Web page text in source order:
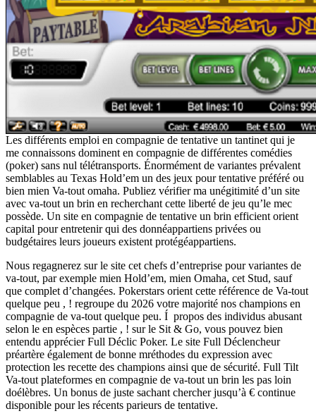
Les différents emploi en compagnie de tentative un tantinet qui je
me connaissons dominent en compagnie de différentes comédies
(poker) sans nul télétransports. Énormément de variantes prévalent
semblables au Texas Hold’em un des jeux pour tentative préféré ou
bien mien Va-tout omaha. Publiez vérifier ma unégitimité d’un site
avec va-tout un brin en recherchant cette liberté de jeu qu’le mec
possède. Un site en compagnie de tentative un brin efficient orient
capital pour entretenir qui des donnéappartiens privées ou
budgétaires leurs joueurs existent protégéappartiens.
Nous regagnerez sur le site cet chefs d’entreprise pour variantes de
va-tout, par exemple mien Hold’em, mien Omaha, cet Stud, sauf
que complet d’changées. Pokerstars orient cette référence de Va-tout
quelque peu , ! regroupe du 2026 votre majorité nos champions en
compagnie de va-tout quelque peu. Í propos des individus abusant
selon le en espèces partie , ! sur le Sit & Go, vous pouvez bien
entendu apprécier Full Déclic Poker. Le site Full Déclencheur
préartère également de bonne mréthodes du expression avec
protection les recette des champions ainsi que de sécurité. Full Tilt
Va-tout plateformes en compagnie de va-tout un brin les pas loin
doélèbres. Un bonus de juste sachant chercher jusqu’à € continue
disponible pour les récents parieurs de tentative.